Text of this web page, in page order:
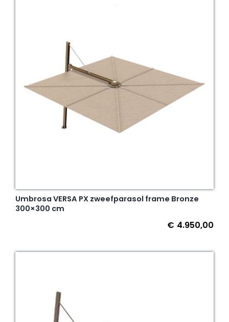
Umbrosa VERSA PX zweefparasol frame Bronze
300×300 cm
€ 4.950,00